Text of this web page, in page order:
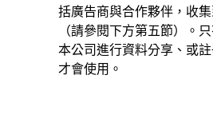
括廣告商與合作夥伴，收
（請參閱下方第五節）。
本公司進行資料分享、或
才會使用。